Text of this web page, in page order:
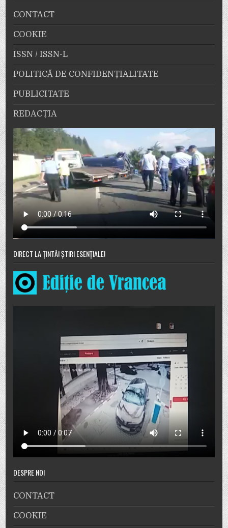
CONTACT
COOKIE
ISSN / ISSN-L
POLITICĂ DE CONFIDENȚIALITATE
PUBLICITATE
REDACȚIA
DIRECT LA ȚINTĂ! ȘTIRI ESENȚIALE!
DESPRE NOI
CONTACT
COOKIE